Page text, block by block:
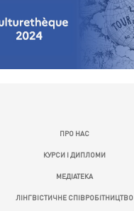
ПРО НАС
КУРСИ І ДИПЛОМИ
МЕДІАТЕКА
ЛІНГВІСТИЧНЕ СПІВРОБІТНИЦТВО